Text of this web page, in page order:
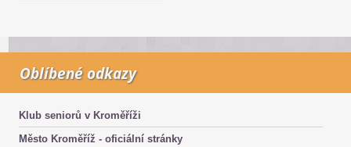
Oblíbené odkazy
Klub seniorů v Kroměříži
Město Kroměříž - oficiální stránky